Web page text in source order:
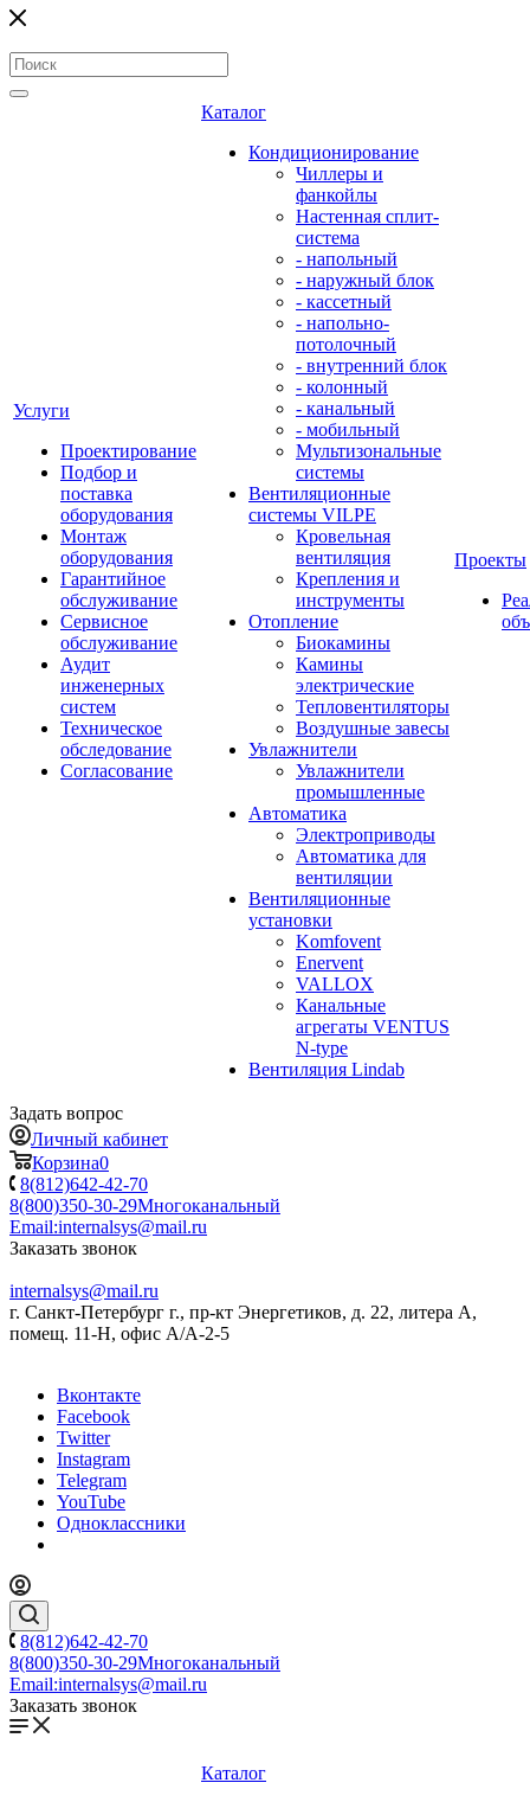
Услуги
Проектирование
Подбор и
поставка
оборудования
Монтаж
оборудования
Гарантийное
обслуживание
Сервисное
обслуживание
Аудит
инженерных
систем
Техническое
обследование
Согласование
Каталог
Кондиционирование
Чиллеры и
фанкойлы
Настенная сплит-
система
- напольный
- наружный блок
- кассетный
- напольно-
потолочный
- внутренний блок
- колонный
- канальный
- мобильный
Мультизональные
системы
Вентиляционные
системы VILPE
Кровельная
вентиляция
Крепления и
инструменты
Отопление
Биокамины
Камины
электрические
Тепловентиляторы
Воздушные завесы
Увлажнители
Увлажнители
промышленные
Автоматика
Электроприводы
Автоматика для
вентиляции
Вентиляционные
установки
Komfovent
Enervent
VALLOX
Канальные
агрегаты VENTUS
N-type
Вентиляция Lindab
Проекты
Задать вопрос
Личный кабинет
Корзина0
8(812)642-42-70
8(800)350-30-29Многоканальный
Email:internalsys@mail.ru
Заказать звонок
internalsys@mail.ru
г. Санкт-Петербург г., пр-кт Энергетиков, д. 22, литера А,
помещ. 11-Н, офис А/А-2-5
Вконтакте
Facebook
Twitter
Instagram
Telegram
YouTube
Одноклассники
8(812)642-42-70
8(800)350-30-29Многоканальный
Email:internalsys@mail.ru
Заказать звонок
Каталог